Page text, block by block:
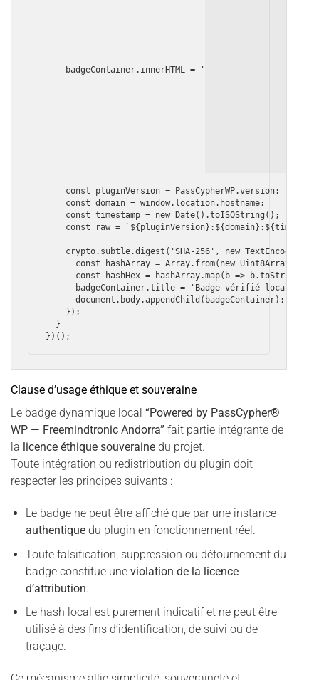
    badgeContainer.innerHTML = '
    const pluginVersion = PassCypherWP.version;
    const domain = window.location.hostname;
    const timestamp = new Date().toISOString();
const raw =
crypto.subtle.digest('SHA-256', new
const hashArray = Array.from(new
const hashHex = hashArray.map(b =>
badgeContainer.title = 'Badge vérifié
      document.body.appendChild(badgeContainer);
    });
  }
Clause d’usage éthique et souveraine
Le badge dynamique local “Powered by PassCypher®
WP — Freemindtronic Andorra” fait partie intégrante de
la licence éthique souveraine du projet.
Toute intégration ou redistribution du plugin doit
respecter les principes suivants :
Le badge ne peut être affiché que par une instance
authentiquedu plugin en fonctionnement réel.
Toute falsification, suppression ou détournement du
badge constitue une violation de la licence
d’attribution.
Le hash local est purement indicatif et ne peut être
utilisé à des fins d’identification, de suivi ou de
traçage.